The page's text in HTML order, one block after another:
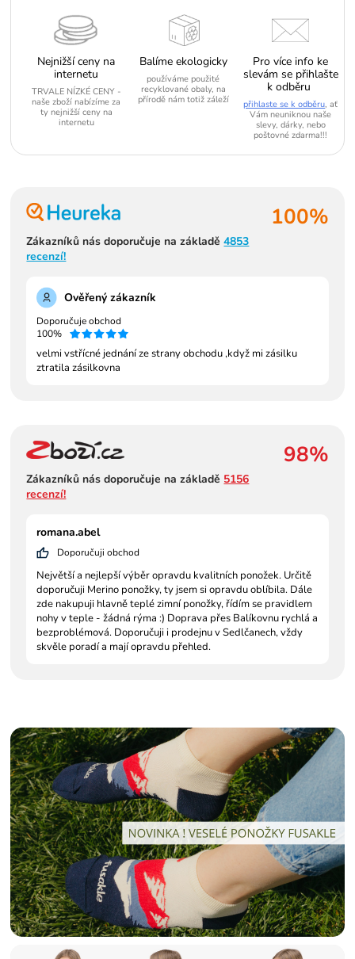
Nejnižší ceny na
internetu
TRVALE NÍZKÉ CENY -
naše zboží nabízíme za
ty nejnižší ceny na
internetu
Balíme ekologicky
používáme použité
recyklované obaly, na
přírodě nám totiž záleží
Pro více info ke
slevám se přihlašte
k odběru
přihlaste se k odběru, ať
Vám neuniknou naše
slevy, dárky, nebo
poštovné zdarma!!!
100%
Zákazníků nás doporučuje na základě4853
recenzí!
Ověřený zákazník
Doporučuje obchod
100%
velmi vstřícné jednání ze strany obchodu ,když mi zásilku
ztratila zásilkovna
98%
Zákazníků nás doporučuje na základě 5156
recenzí!
romana.abel
Doporučuji obchod
Největší a nejlepší výběr opravdu kvalitních ponožek. Určitě
doporučuji Merino ponožky, ty jsem si opravdu oblíbila. Dále
zde nakupuji hlavně teplé zimní ponožky, řídím se pravidlem
nohy v teple - žádná rýma :) Doprava přes Balíkovnu rychlá a
bezproblémová. Doporučuji i prodejnu v Sedlčanech, vždy
skvěle poradí a mají opravdu přehled.